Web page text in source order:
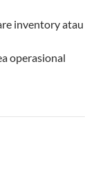
inventory atau
operasional